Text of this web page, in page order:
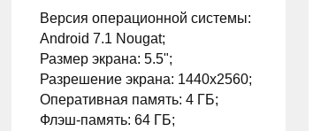
Версия операционной системы:
Android 7.1 Nougat;
Размер экрана: 5.5";
Разрешение экрана: 1440x2560;
Оперативная память: 4 ГБ;
Флэш-память: 64 ГБ;